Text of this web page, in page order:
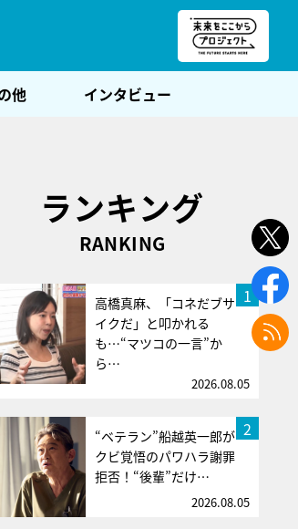
他 インタビュー
ランキング
RANKING
1
高橋真麻、「コネだブサ
イクだ」と叩かれる
も…“マツコの一言”か
ら…
2026.08.05
2
“ベテラン”船越英一郎が
クビ覚悟のパワハラ謝罪
拒否！“後輩”だけ…
2026.08.05